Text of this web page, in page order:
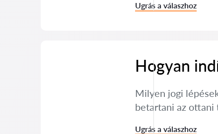
Ugrás a válaszhoz
Hogyan
Milyen jogi
betartani az ottani
Ugrás a válaszhoz